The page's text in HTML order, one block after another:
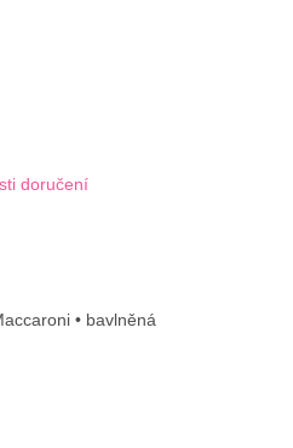
doručení
• bavlněná